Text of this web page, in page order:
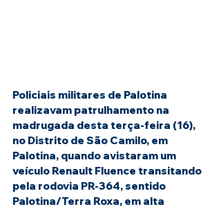
Policiais militares de Palotina
realizavam patrulhamento na
madrugada desta terça-feira (16),
no Distrito de São Camilo, em
Palotina, quando avistaram um
veículo Renault Fluence transitando
pela rodovia PR-364, sentido
Palotina/Terra Roxa, em alta